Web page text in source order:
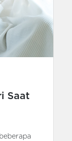
Saat